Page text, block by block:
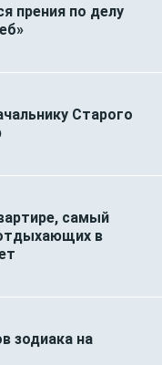
прения по делу
Старого
самый
в
зодиака на